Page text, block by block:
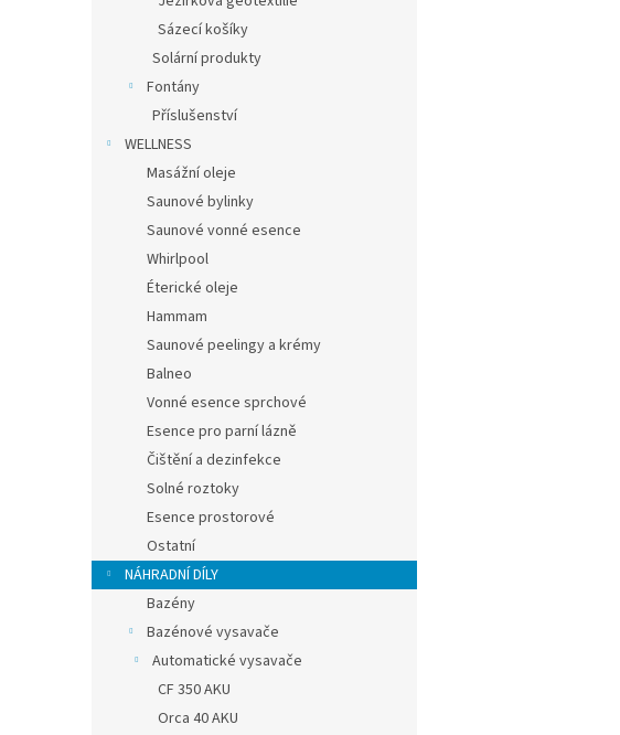
Sázecí košíky
Solární produkty
Fontány
Příslušenství
WELLNESS
Masážní oleje
Saunové bylinky
Saunové vonné esence
Whirlpool
Éterické oleje
Hammam
Saunové peelingy a krémy
Balneo
Vonné esence sprchové
Esence pro parní lázně
Čištění a dezinfekce
Solné roztoky
Esence prostorové
Ostatní
NÁHRADNÍ DÍLY
Bazény
Bazénové vysavače
Automatické vysavače
CF 350 AKU
Orca 40 AKU